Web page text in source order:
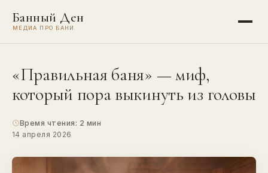
Банный Ден
МЕДИА ПРО БАНИ
«Правильная баня» — миф,
который пора выкинуть из головы
Время чтения: 2 мин
14 апреля 2026